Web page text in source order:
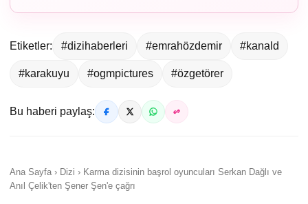
Etiketler: #dizihaberleri #emrahözdemir #kanald
#karakuyu #ogmpictures #özgetörer
Bu haberi paylaş:
Ana Sayfa › Dizi › Karma dizisinin başrol oyuncuları Serkan Dağlı ve
Anıl Çelik'ten Şener Şen'e çağrı